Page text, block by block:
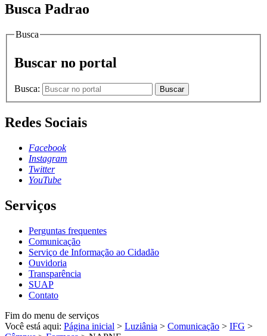
Busca Padrao
Busca
Buscar no portal
Busca: Buscar
Redes Sociais
Facebook
Instagram
Twitter
YouTube
Serviços
Perguntas frequentes
Comunicação
Serviço de Informação ao Cidadão
Ouvidoria
Transparência
SUAP
Contato
Fim do menu de serviços
Você está aqui: Página inicial > Luziânia > Comunicação > IFG >